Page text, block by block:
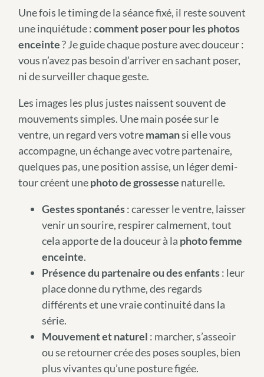
Une fois le timing de la séance fixé, il reste souvent
une inquiétude :comment poser pour les photos
enceinte? Je guide chaque posture avec douceur :
vous n’avez pas besoin d’arriver en sachant poser,
ni de surveiller chaque geste.
Les images les plus justes naissent souvent de
mouvements simples. Une main posée sur le
ventre, un regard vers votremamansi elle vous
accompagne, un échange avec votre partenaire,
quelques pas, une position assise, un léger demi-
tour créent unephoto de grossesse naturelle.
Gestes spontanés: caresser le ventre, laisser
venir un sourire, respirer calmement, tout
cela apporte de la douceur à la photo femme
enceinte.
Présence du partenaire ou des enfants: leur
place donne du rythme, des regards
différents et une vraie continuité dans la
série.
Mouvement et naturel : marcher, s’asseoir
ou se retourner crée des poses souples, bien
plus vivantes qu’une posture figée.